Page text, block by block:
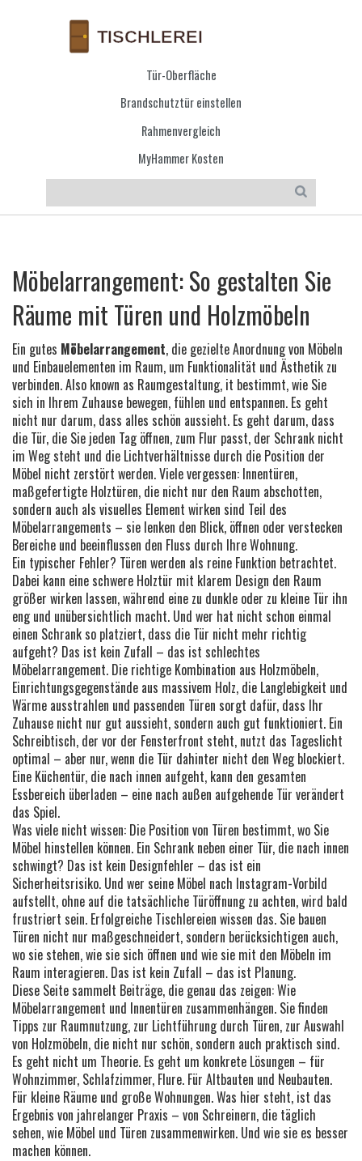
Tür-Oberfläche
Brandschutztür einstellen
Rahmenvergleich
MyHammer Kosten
Möbelarrangement: So gestalten Sie
Räume mit Türen und Holzmöbeln
Ein gutes Möbelarrangement, die gezielte Anordnung von Möbeln
und Einbauelementen im Raum, um Funktionalität und Ästhetik zu
verbinden. Also known as Raumgestaltung, it bestimmt, wie Sie
sich in Ihrem Zuhause bewegen, fühlen und entspannen. Es geht
nicht nur darum, dass alles schön aussieht. Es geht darum, dass
die Tür, die Sie jeden Tag öffnen, zum Flur passt, der Schrank nicht
im Weg steht und die Lichtverhältnisse durch die Position der
Möbel nicht zerstört werden. Viele vergessen: Innentüren,
maßgefertigte Holztüren, die nicht nur den Raum abschotten,
sondern auch als visuelles Element wirken sind Teil des
Möbelarrangements – sie lenken den Blick, öffnen oder verstecken
Bereiche und beeinflussen den Fluss durch Ihre Wohnung.
Ein typischer Fehler? Türen werden als reine Funktion betrachtet.
Dabei kann eine schwere Holztür mit klarem Design den Raum
größer wirken lassen, während eine zu dunkle oder zu kleine Tür ihn
eng und unübersichtlich macht. Und wer hat nicht schon einmal
einen Schrank so platziert, dass die Tür nicht mehr richtig
aufgeht? Das ist kein Zufall – das ist schlechtes
Möbelarrangement. Die richtige Kombination aus Holzmöbeln,
Einrichtungsgegenstände aus massivem Holz, die Langlebigkeit und
Wärme ausstrahlen und passenden Türen sorgt dafür, dass Ihr
Zuhause nicht nur gut aussieht, sondern auch gut funktioniert. Ein
Schreibtisch, der vor der Fensterfront steht, nutzt das Tageslicht
optimal – aber nur, wenn die Tür dahinter nicht den Weg blockiert.
Eine Küchentür, die nach innen aufgeht, kann den gesamten
Essbereich überladen – eine nach außen aufgehende Tür verändert
das Spiel.
Was viele nicht wissen: Die Position von Türen bestimmt, wo Sie
Möbel hinstellen können. Ein Schrank neben einer Tür, die nach innen
schwingt? Das ist kein Designfehler – das ist ein
Sicherheitsrisiko. Und wer seine Möbel nach Instagram-Vorbild
aufstellt, ohne auf die tatsächliche Türöffnung zu achten, wird bald
frustriert sein. Erfolgreiche Tischlereien wissen das. Sie bauen
Türen nicht nur maßgeschneidert, sondern berücksichtigen auch,
wo sie stehen, wie sie sich öffnen und wie sie mit den Möbeln im
Raum interagieren. Das ist kein Zufall – das ist Planung.
Diese Seite sammelt Beiträge, die genau das zeigen: Wie
Möbelarrangement und Innentüren zusammenhängen. Sie finden
Tipps zur Raumnutzung, zur Lichtführung durch Türen, zur Auswahl
von Holzmöbeln, die nicht nur schön, sondern auch praktisch sind.
Es geht nicht um Theorie. Es geht um konkrete Lösungen – für
Wohnzimmer, Schlafzimmer, Flure. Für Altbauten und Neubauten.
Für kleine Räume und große Wohnungen. Was hier steht, ist das
Ergebnis von jahrelanger Praxis – von Schreinern, die täglich
sehen, wie Möbel und Türen zusammenwirken. Und wie sie es besser
machen können.